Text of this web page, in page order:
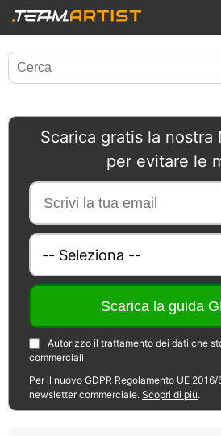
Scarica gratis la nostra
per evitare le
Autorizzo il trattamento dei dati che
commerciali
Per il nuovo GDPR Regolamento UE
newsletter commerciale. Scopri di più.